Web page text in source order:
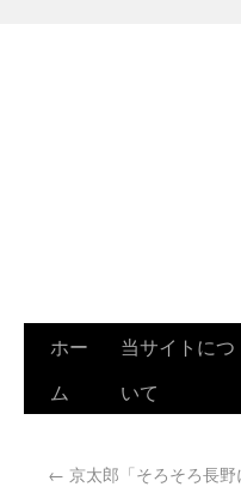
ホー
ム
当サイトにつ
いて
← 京太郎「そろそろ長